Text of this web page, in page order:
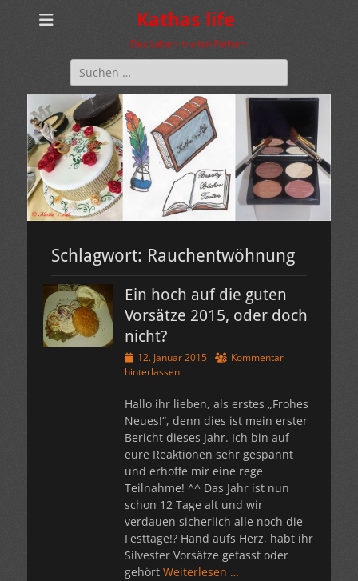
Kathas life
Das Leben in allen Farben
Suchen
nach:
Schlagwort: Rauchentwöhnung
Ein hoch auf die guten
Vorsätze 2015, oder doch
nicht?
Veröffentlicht
am
12. Januar 2015
Kommentar
hinterlassen
Hallo ihr lieben, als erstes „Frohes
Neues!“, denn dies ist mein erster
Bericht dieses Jahr. Ich bin auf
eure Reaktionen sehr gespannt
und erhoffe mir eine rege
Teilnahme! ^^ Das Jahr ist nun
schon 12 Tage alt und wir
verdauen sicherlich alle noch die
Festtage!? Hand aufs Herz, habt ihr
Silvester Vorsätze gefasst oder
gehört Weiterlesen …